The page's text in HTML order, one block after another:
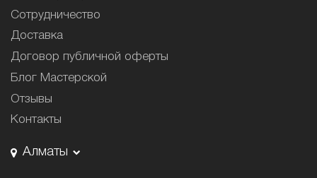
Сотрудничество
Доставка
Договор публичной оферты
Блог Мастерской
Отзывы
Контакты
Алматы